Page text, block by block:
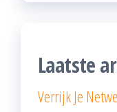
Laatste
Verrijk Je